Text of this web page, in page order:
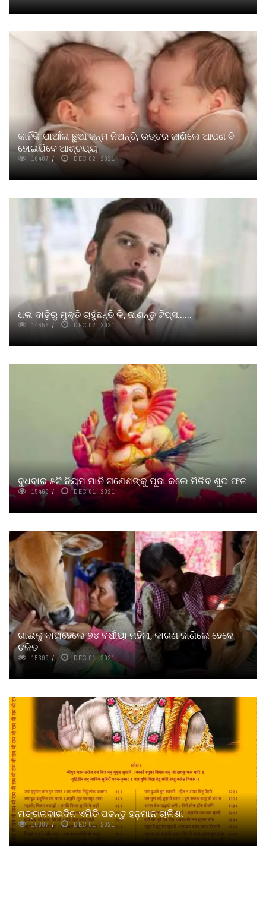
କାହିଁକି ଯାଆଁଳା ଛୁଆ ଜନ୍ମ ନିଅନ୍ତି, ଉତ୍ତର ଜାଣିଲେ ଆପଣ ବି
ହୋଇଯିବେ ଆଶ୍ଚଯ୍ୟ
16407 DEC 02, 2021
ଧଳା ଦାଢ଼ିରୁ ମୁକ୍ତି ଚାହୁଁଛନ୍ତି କି, ଜାଣନ୍ତୁ ଟିପ୍ସ......
14856 DEC 02, 2021
ବୁଧବାର ୫ଟି ନିୟମ ମାନି ଗଣେଶଙ୍କୁ ପୂଜା କଲେ ମିଳିବ ଶୁଭ ଫଳ
15463 DEC 01, 2021
ଗାଈକୁ ବାହାହେଲେ ୭୪ ବର୍ଷୀୟା ମହିଳା, କାରଣ ଜାଣିଲେ ହେବେ
ଚକିତ
15399 DEC 01, 2021
ମଙ୍ଗଳବାରଦିନ ଏମିତି ପଢନ୍ତୁ ହନୁମାନ ଚାଳିଶା
16387 DEC 01, 2021